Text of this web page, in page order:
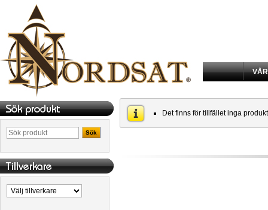
Sök
Det finns för tillfället inga